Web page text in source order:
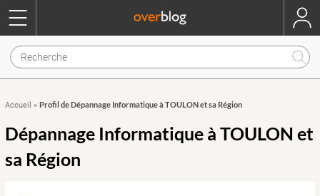
Accueil » Profil de Dépannage Informatique à TOULON et sa Région
Dépannage Informatique à TOULON et
sa Région